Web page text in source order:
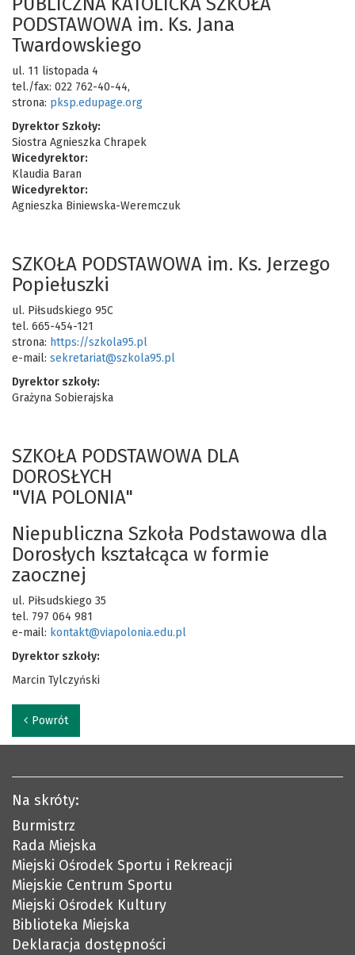
PODSTAWOWA im. Ks. Jana
Twardowskiego
ul. 11 listopada 4
tel./fax: 022 762-40-44,
strona: pksp.edupage.org
Dyrektor Szkoły:
Siostra Agnieszka Chrapek
Wicedyrektor:
Klaudia Baran
Wicedyrektor:
Agnieszka Biniewska-Weremczuk
SZKOŁA PODSTAWOWA im. Ks. Jerzego
Popiełuszki
ul. Piłsudskiego 95C
tel. 665-454-121
strona: https://szkola95.pl
e-mail: sekretariat@szkola95.pl
Dyrektor szkoły:
Grażyna Sobierajska
SZKOŁA PODSTAWOWA DLA
DOROSŁYCH
"VIA POLONIA"
Niepubliczna Szkoła Podstawowa dla
Dorosłych kształcąca w formie
zaocznej
ul. Piłsudskiego 35
tel. 797 064 981
e-mail: kontakt@viapolonia.edu.pl
Dyrektor szkoły:
Marcin Tylczyński
Powrót
Na skróty:
Burmistrz
Rada Miejska
Miejski Ośrodek Sportu i Rekreacji
Miejskie Centrum Sportu
Miejski Ośrodek Kultury
Biblioteka Miejska
Deklaracja dostępności